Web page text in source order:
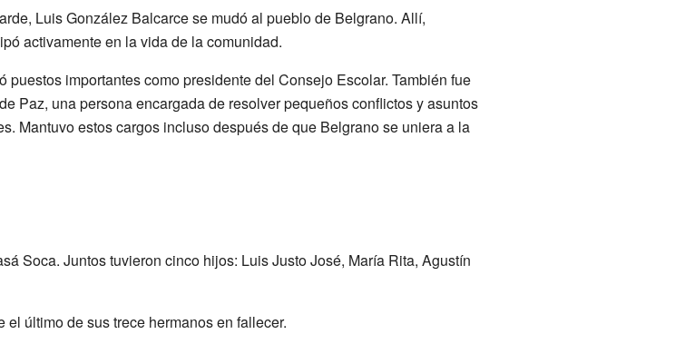
Luis González Balcarce se mudó al pueblo de Belgrano. Allí,
activamente en la vida de la comunidad.
puestos importantes como presidente del Consejo Escolar. También fue
Paz, una persona encargada de resolver pequeños conflictos y asuntos
Mantuvo estos cargos incluso después de que Belgrano se uniera a la
Soca. Juntos tuvieron cinco hijos: Luis Justo José, María Rita, Agustín
último de sus trece hermanos en fallecer.